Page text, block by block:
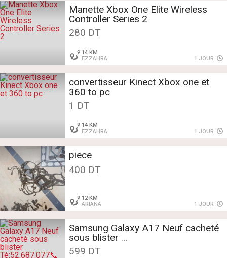
Manette Xbox One Elite Wireless
Controller Series 2
280 DT
14 KM
EZZAHRA
1 JOUR
convertisseur Kinect Xbox one et
360 to pc
1 DT
14 KM
EZZAHRA
1 JOUR
piece
400 DT
12 KM
ARIANA
1 JOUR
Samsung Galaxy A17 Neuf cacheté
sous blister
Tè:52.687.077📞
599 DT